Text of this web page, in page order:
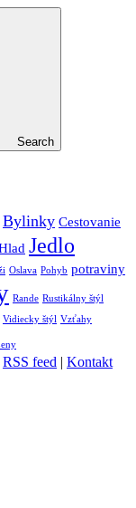
Search
Bylinky Cestovanie
Jedlo
Oslava Pohyb potraviny
Rande Rustikálny štýl
Vidiecky štýl Vzťahy
RSS feed | Kontakt